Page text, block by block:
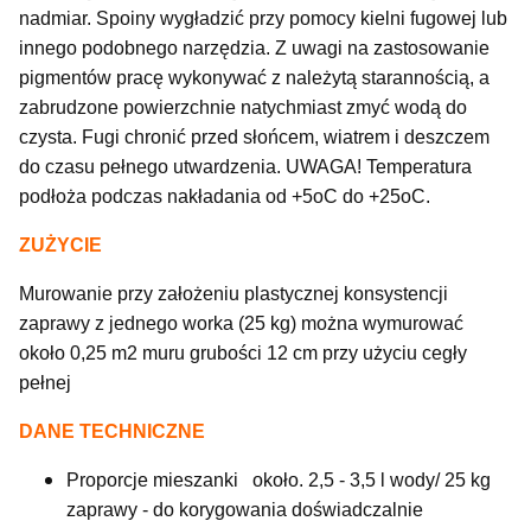
nadmiar. Spoiny wygładzić przy pomocy kielni fugowej lub
innego podobnego narzędzia. Z uwagi na zastosowanie
pigmentów pracę wykonywać z należytą starannością, a
zabrudzone powierzchnie natychmiast zmyć wodą do
czysta. Fugi chronić przed słońcem, wiatrem i deszczem
do czasu pełnego utwardzenia. UWAGA! Temperatura
podłoża podczas nakładania od +5oC do +25oC.
ZUŻYCIE
Murowanie przy założeniu plastycznej konsystencji
zaprawy z jednego worka (25 kg) można wymurować
około 0,25 m2 muru grubości 12 cm przy użyciu cegły
pełnej
DANE TECHNICZNE
Proporcje mieszanki około. 2,5 - 3,5 l wody/ 25 kg
zaprawy - do korygowania doświadczalnie